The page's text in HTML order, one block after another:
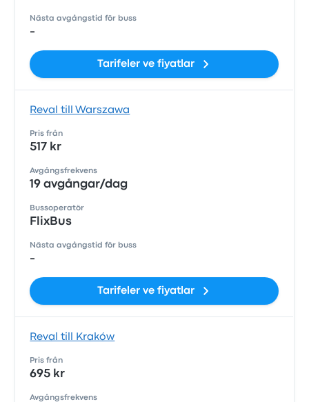
Nästa avgångstid för buss
-
Tarifeler ve fiyatlar
Reval till Warszawa
Pris från
517 kr
Avgångsfrekvens
19 avgångar/dag
Bussoperatör
FlixBus
Nästa avgångstid för buss
-
Tarifeler ve fiyatlar
Reval till Kraków
Pris från
695 kr
Avgångsfrekvens